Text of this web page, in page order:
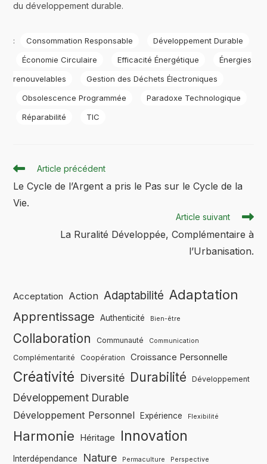
du développement durable.
: Consommation Responsable
Développement Durable
Économie Circulaire
Efficacité Énergétique
Énergies
renouvelables
Gestion des Déchets Électroniques
Obsolescence Programmée
Paradoxe Technologique
Réparabilité
TIC
Article précédent
Le Cycle de l’Argent a pris le Pas sur le Cycle de la
Vie.
Article suivant
La Ruralité Développée, Complémentaire à
l’Urbanisation.
Acceptation Action Adaptabilité Adaptation
Apprentissage Authenticité Bien-être
Collaboration Communauté Communication
Complémentarité Coopération Croissance Personnelle
Créativité Diversité Durabilité Développement
Développement Durable
Développement Personnel Expérience Flexibilité
Harmonie Héritage Innovation
Interdépendance Nature Permaculture Perspective